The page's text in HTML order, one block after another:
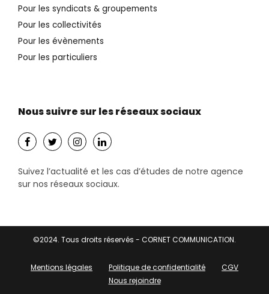
Pour les syndicats & groupements
Pour les collectivités
Pour les évènements
Pour les particuliers
Nous suivre sur les réseaux sociaux
Suivez l’actualité et les cas d’études de notre agence
sur nos réseaux sociaux.
©2024. Tous droits réservés - CORNET COMMUNICATION.
Mentions légales Politique de confidentialité
CGV
Nous rejoindre